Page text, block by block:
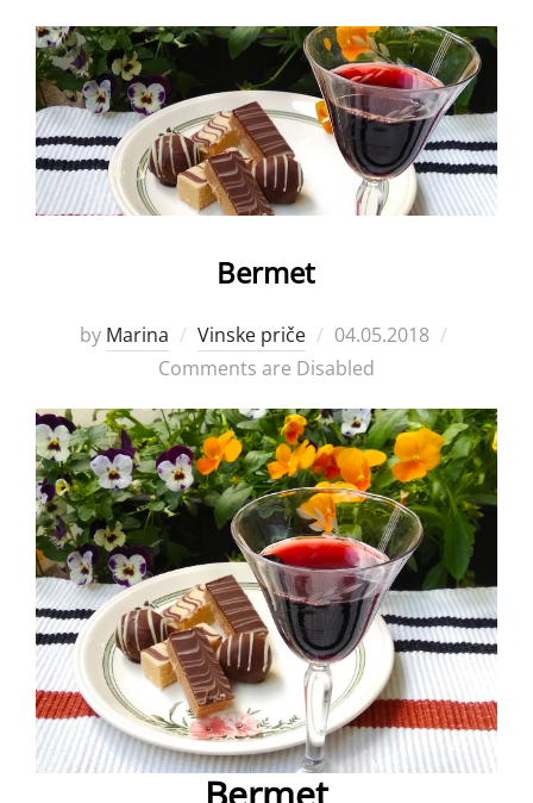
Bermet
by Marina Vinske priče
Posted
on
04.05.2018
Comments are Disabled